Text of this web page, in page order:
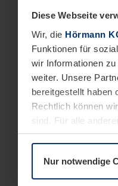
Diese Webseite
Wir, die Hörmann
Funktionen für
wir Informationen
weiter. Unsere
bereitgestellt haben
Rechtlich können
sind. Für alle
Erläuterung auf der
Nur notwendige